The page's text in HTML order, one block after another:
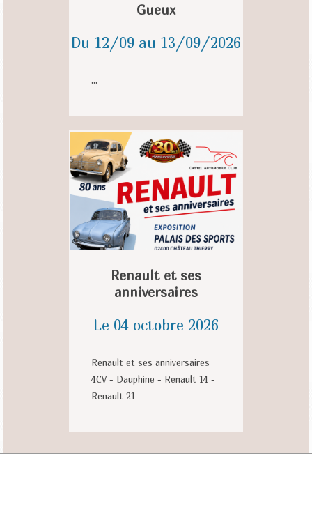
Gueux
Du 12/09 au 13/09/2026
...
Renault et ses
anniversaires
Le 04 octobre 2026
Renault et ses anniversaires
4CV - Dauphine - Renault 14 -
Renault 21